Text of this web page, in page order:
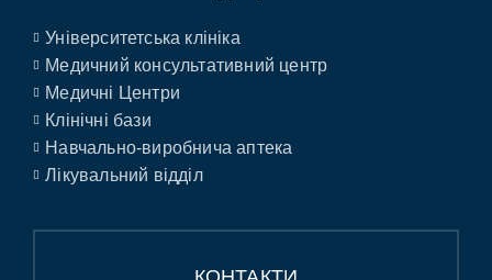
Університетська клініка
Медичний консультативний центр
Медичні Центри
Клінічні бази
Навчально-виробнича аптека
Лікувальний відділ